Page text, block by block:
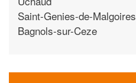
Saint-Genies-de-Malgoires
Bagnols-sur-Ceze